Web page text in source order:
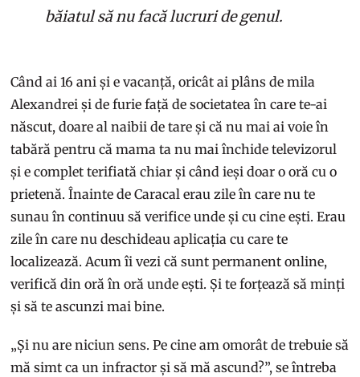
băiatul să nu facă lucruri de genul.
Când ai 16 ani și e vacanță, oricât ai plâns de mila
Alexandrei și de furie față de societatea în care te-ai
născut, doare al naibii de tare și că nu mai ai voie în
tabără pentru că mama ta nu mai închide televizorul
și e complet terifiată chiar și când ieși doar o oră cu o
prietenă. Înainte de Caracal erau zile în care nu te
sunau în continuu să verifice unde și cu cine ești. Erau
zile în care nu deschideau aplicația cu care te
localizează. Acum îi vezi că sunt permanent online,
verifică din oră în oră unde ești. Și te forțează să minți
și să te ascunzi mai bine.
„Și nu are niciun sens. Pe cine am omorât de trebuie să
mă simt ca un infractor și să mă ascund?”, se întreba